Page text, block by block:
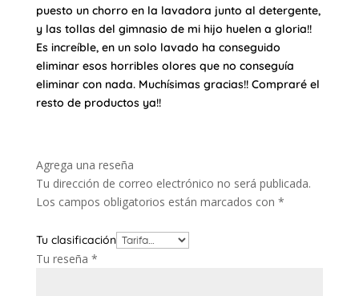
puesto un chorro en la lavadora junto al detergente,
y las tollas del gimnasio de mi hijo huelen a gloria!!
Es increíble, en un solo lavado ha conseguido
eliminar esos horribles olores que no conseguía
eliminar con nada. Muchísimas gracias!! Compraré el
resto de productos ya!!
Agrega una reseña
Tu dirección de correo electrónico no será publicada.
Los campos obligatorios están marcados con *
Tu clasificación
Tu reseña *